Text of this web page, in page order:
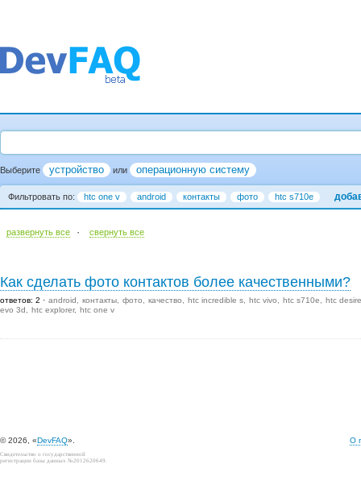
Выберите устройство или операционную систему
Фильтровать по: htc one v android контакты фото htc s710e
развернуть все · cвернуть все
Как сделать фото контактов более качественными?
ответов: 2 android контакты фото качество htc incredible s htc vivo htc s710e
htc
evo 3d
htc explorer htc one v
© 2026, «DevFAQ». О
Свидетельство о государственной
регистрации базы данных №2012620649.